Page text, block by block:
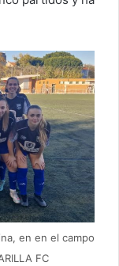
en en el campo
FC